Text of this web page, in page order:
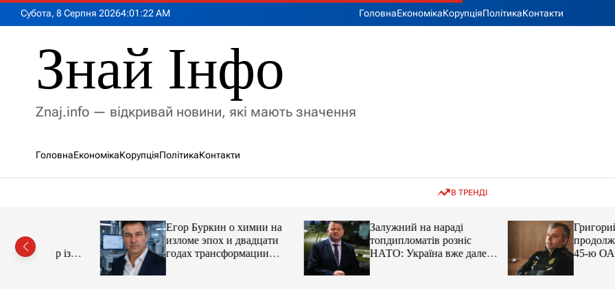
Субота, 8 Серпня 20264:01 :23 AM ГоловнаЕкономікаКорупціяПолітикаКонтакти
Знай Інфо
Znaj.info — відкривай новини, які мають значення
ГоловнаЕкономікаКорупціяПолітикаКонтакти
В ТРЕНДІ
із
Егор Буркин о химии на
изломе эпох и двадцати
годах трансформации
отрасли
Залужний на нараді
топдипломатів розніс
НАТО: Україна вже далеко
попереду
Григорий
продолжает
45-ю ОАБр:
передали